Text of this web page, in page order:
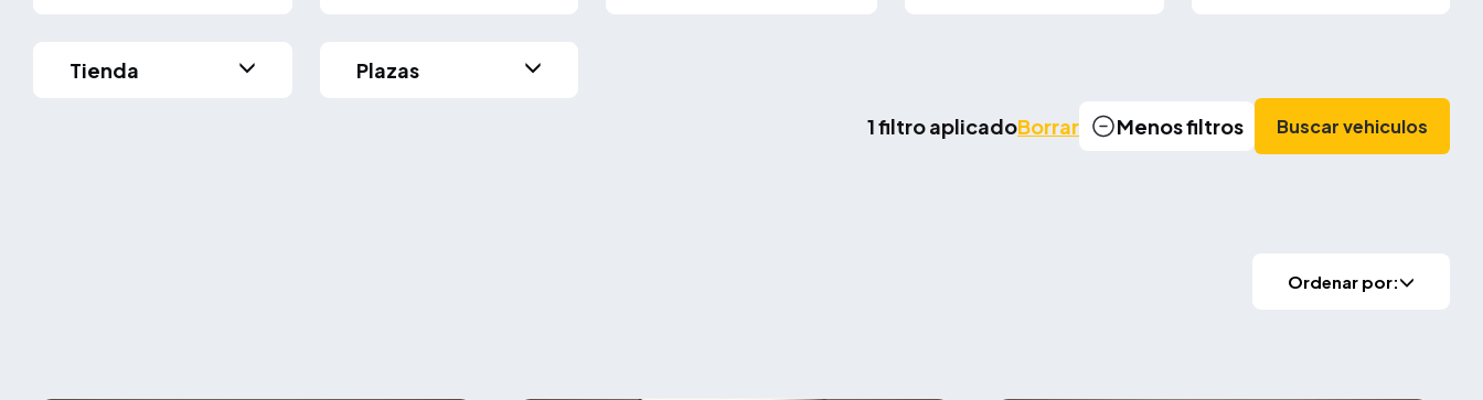
Tienda Plazas
1 filtro aplicadoBorrar Menos filtros Buscar vehiculos
Ordenar por: